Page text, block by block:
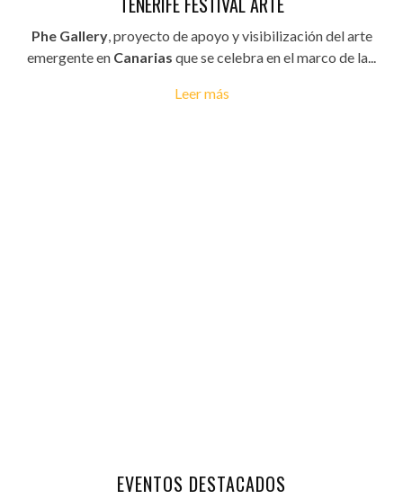
Phe Gallery, proyecto de apoyo y visibilización del arte
emergente en Canarias que se celebra en el marco de la...
Leer más
EVENTOS DESTACADOS